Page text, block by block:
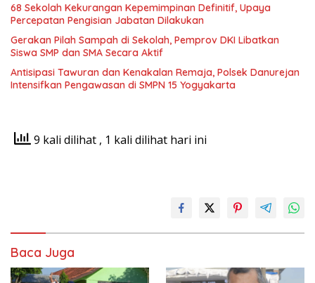
68 Sekolah Kekurangan Kepemimpinan Definitif, Upaya
Percepatan Pengisian Jabatan Dilakukan
Gerakan Pilah Sampah di Sekolah, Pemprov DKI Libatkan
Siswa SMP dan SMA Secara Aktif
Antisipasi Tawuran dan Kenakalan Remaja, Polsek Danurejan
Intensifkan Pengawasan di SMPN 15 Yogyakarta
9 kali dilihat , 1 kali dilihat hari ini
Baca Juga